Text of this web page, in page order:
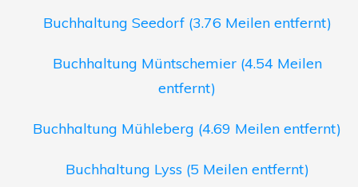
Buchhaltung Seedorf (3.76 Meilen entfernt)
Buchhaltung Müntschemier (4.54 Meilen
entfernt)
Buchhaltung Mühleberg (4.69 Meilen entfernt)
Buchhaltung Lyss (5 Meilen entfernt)